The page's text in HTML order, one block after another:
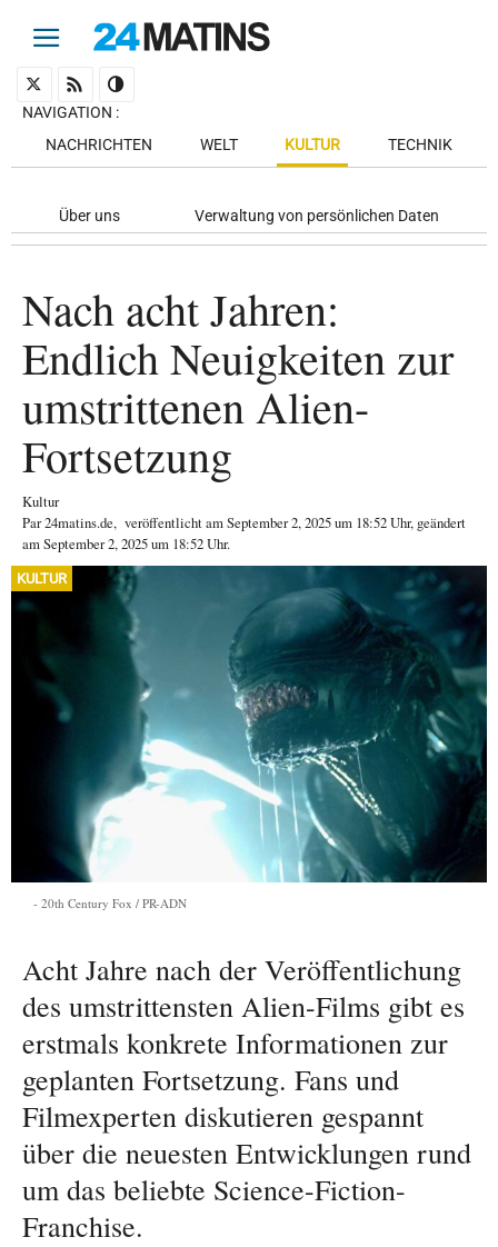
NAVIGATION :
NACHRICHTEN
WELT KULTUR TECHNIK
Über uns Verwaltung von persönlichen Daten
Nach acht Jahren:
Endlich Neuigkeiten zur
umstrittenen Alien-
Fortsetzung
Kultur
Par24matins.de, veröffentlicht amSeptember 2, 2025um 18:52 Uhr, geändert
am September 2, 2025 um 18:52 Uhr.
KULTUR
20th Century Fox / PR-ADN
Acht Jahre nach der Veröffentlichung
des umstrittensten Alien-Films gibt es
erstmals konkrete Informationen zur
geplanten Fortsetzung. Fans und
Filmexperten diskutieren gespannt
über die neuesten Entwicklungen rund
um das beliebte Science-Fiction-
Franchise.